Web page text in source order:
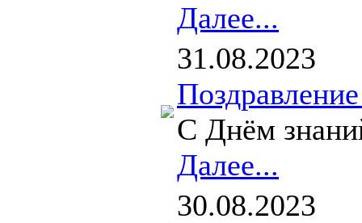
Далее...
31.08.2023
С Днём
Далее...
30.08.2023